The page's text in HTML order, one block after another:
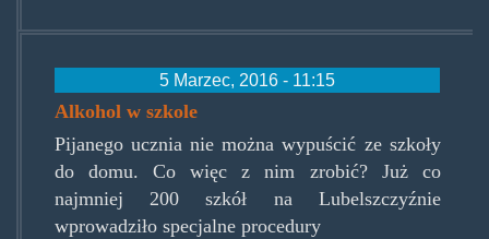
5 Marzec, 2016 - 11:15
Alkohol w szkole
Pijanego ucznia nie można wypuścić ze szkoły
do domu. Co więc z nim zrobić? Już co
najmniej 200 szkół na Lubelszczyźnie
wprowadziło specjalne procedury